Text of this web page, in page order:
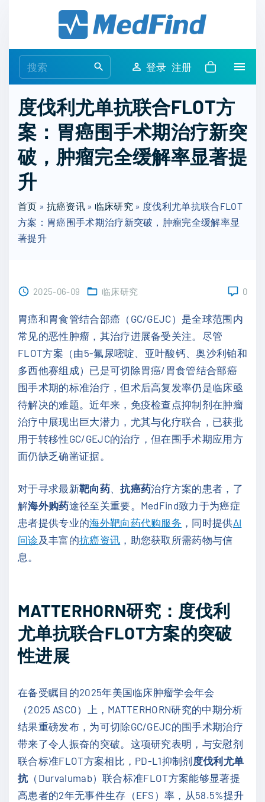
e
r
c
h
f
:
登录 注册
度伐利尤单抗联合FLOT方
案：胃癌围手术期治疗新突
破，肿瘤完全缓解率显著提
升
首页 » 抗癌资讯» 临床研究 » 度伐利尤单抗联合FLOT
方案：胃癌围手术期治疗新突破，肿瘤完全缓解率显
著提升
2025-06-09 临床研究 0
胃癌和胃食管结合部癌（GC/GEJC）是全球范围内
常见的恶性肿瘤，其治疗进展备受关注。尽管
FLOT方案（由5-氟尿嘧啶、亚叶酸钙、奥沙利铂和
多西他赛组成）已是可切除胃癌/胃食管结合部癌
围手术期的标准治疗，但术后高复发率仍是临床亟
待解决的难题。近年来，免疫检查点抑制剂在肿瘤
治疗中展现出巨大潜力，尤其与化疗联合，已获批
用于转移性GC/GEJC的治疗，但在围手术期应用方
面仍缺乏确凿证据。
对于寻求最新靶向药、抗癌药治疗方案的患者，了
解海外购药途径至关重要。MedFind致力于为癌症
患者提供专业的海外靶向药代购服务 ，同时提供AI
问诊及丰富的抗癌资讯 ，助您获取所需药物与信
息。
MATTERHORN研究：度伐利
尤单抗联合FLOT方案的突破
性进展
在备受瞩目的2025年美国临床肿瘤学会年会
（2025 ASCO）上，MATTERHORN研究的中期分析
结果重磅发布，为可切除GC/GEJC的围手术期治疗
带来了令人振奋的突破。这项研究表明，与安慰剂
联合标准FLOT方案相比，PD-L1抑制剂 度伐利尤单
抗（Durvalumab）联合标准FLOT方案能够显著提
高患者的2年无事件生存（EFS）率，从58.5%提升